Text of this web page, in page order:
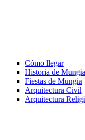
Cómo llegar
Historia de Mungia
Fiestas de Mungia
Arquitectura Civil
Arquitectura